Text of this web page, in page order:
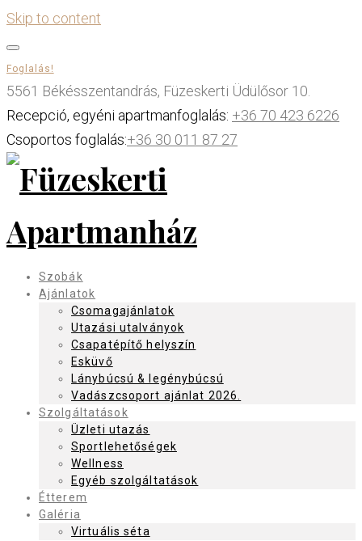
Skip to content
Foglalás!
5561 Békésszentandrás, Füzeskerti Üdülősor 10.
Recepció, egyéni apartmanfoglalás: +36 70 423 6226
Csoportos foglalás:+36 30 011 87 27
Szobák
Ajánlatok
Csomagajánlatok
Utazási utalványok
Csapatépítő helyszín
Esküvő
Lánybúcsú & legénybúcsú
Vadászcsoport ajánlat 2026.
Szolgáltatások
Üzleti utazás
Sportlehetőségek
Wellness
Egyéb szolgáltatások
Étterem
Galéria
Virtuális séta